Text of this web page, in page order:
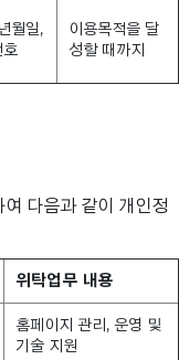
월일,
호
이용목적을 달
성할 때까지
다음과 같이 개인정
위탁업무 내용
홈페이지 관리, 운영 및
기술 지원